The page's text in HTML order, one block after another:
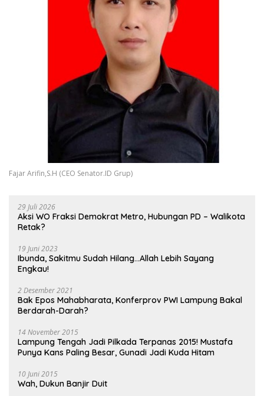
Fajar Arifin,S.H (CEO Senator.ID Grup)
29 Juli 2026
Aksi WO Fraksi Demokrat Metro, Hubungan PD – Walikota
Retak?
19 Juni 2023
Ibunda, Sakitmu Sudah Hilang…Allah Lebih Sayang
Engkau!
2 Desember 2021
Bak Epos Mahabharata, Konferprov PWI Lampung Bakal
Berdarah-Darah?
14 November 2015
Lampung Tengah Jadi Pilkada Terpanas 2015! Mustafa
Punya Kans Paling Besar, Gunadi Jadi Kuda Hitam
10 Juni 2015
Wah, Dukun Banjir Duit